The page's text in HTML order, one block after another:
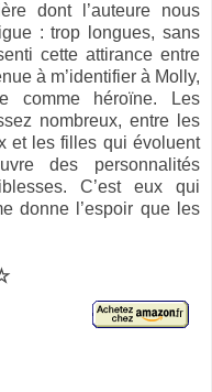
dont l’auteure nous
: trop longues, sans
cette attirance entre
à m’identifier à Molly,
comme héroïne. Les
nombreux, entre les
et les filles qui évoluent
des personnalités
C’est eux qui
donne l’espoir que les